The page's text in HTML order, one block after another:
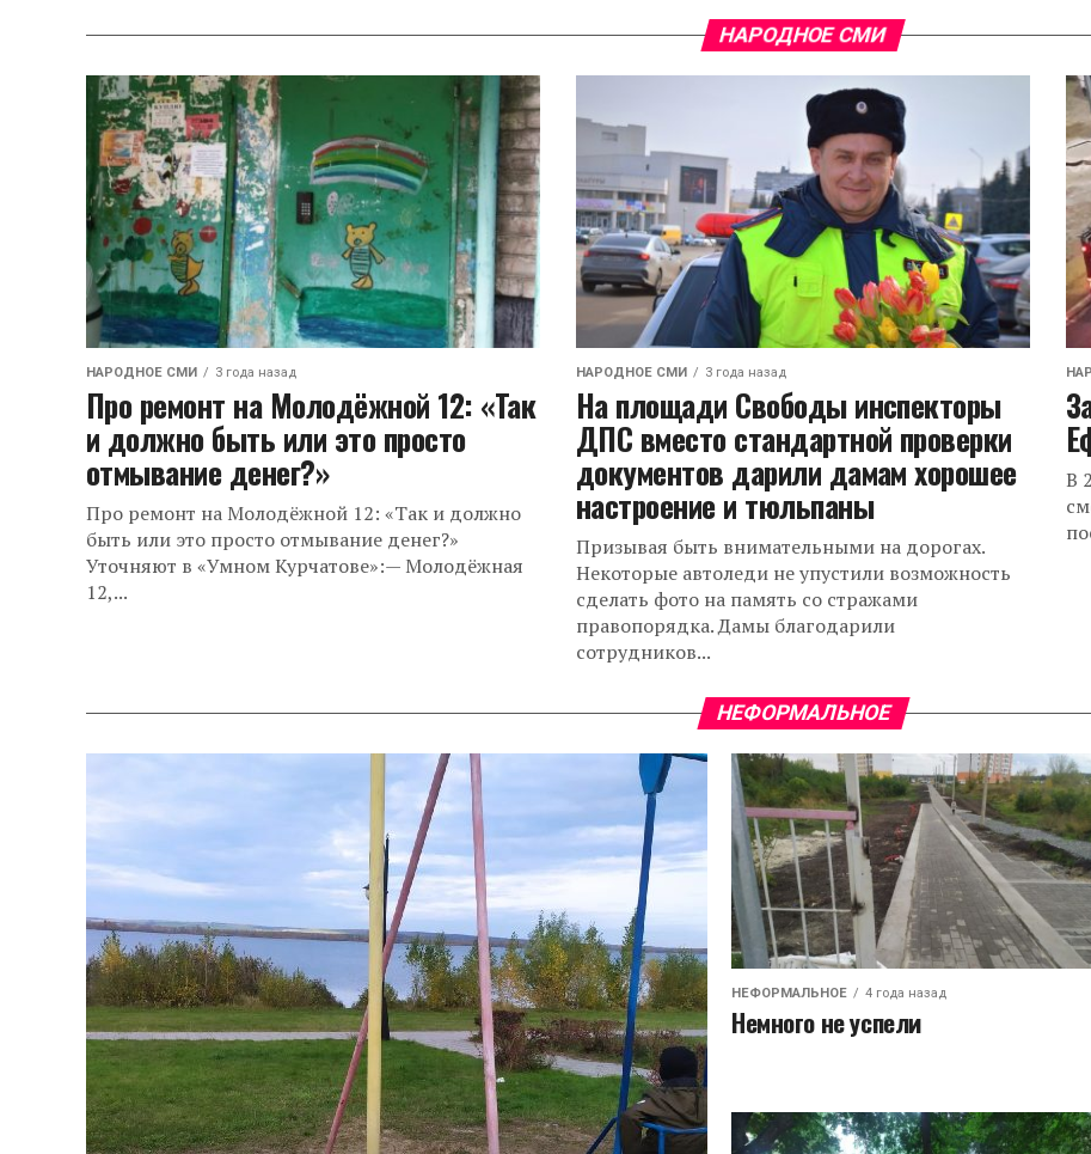
НАРОДНОЕ СМИ
НАРОДНОЕ СМИ 3 года назад
Про ремонт на Молодёжной 12: «Так
и должно быть или это просто
отмывание денег?»
Про ремонт на Молодёжной 12: «Так и должно
быть или это просто отмывание денег?»
Уточняют в «Умном Курчатове»:— Молодёжная
12,...
НАРОДНОЕ СМИ 3 года назад
На площади Свободы инспекторы
ДПС вместо стандартной проверки
документов дарили дамам хорошее
настроение и тюльпаны
Призывая быть внимательными на дорогах.
Некоторые автоледи не упустили возможность
сделать фото на память со стражами
правопорядка. Дамы благодарили
сотрудников...
В
НЕФОРМАЛЬНОЕ
НЕФОРМАЛЬНОЕ 4 года назад
Немного не успели